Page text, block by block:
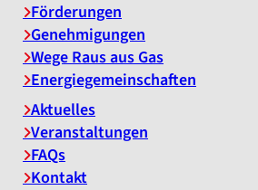
Förderungen
Genehmigungen
Wege Raus aus Gas
Energiegemeinschaften
Aktuelles
Veranstaltungen
FAQs
Kontakt